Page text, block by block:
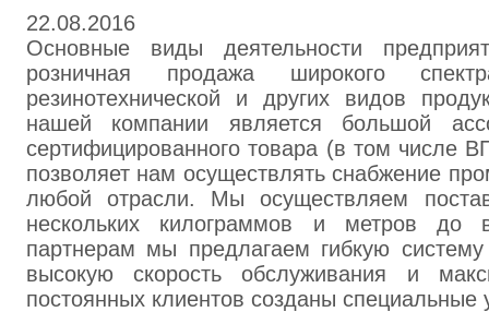
22.08.2016
Основные виды деятельности
розничная продажа широкого
резинотехнической и других видов
нашей компании является большой
сертифицированного товара (в том числе
позволяет нам осуществлять снабжение
любой отрасли. Мы осуществляем
нескольких килограммов и метров до
партнерам мы предлагаем гибкую
высокую скорость обслуживания и
постоянных клиентов созданы специальные